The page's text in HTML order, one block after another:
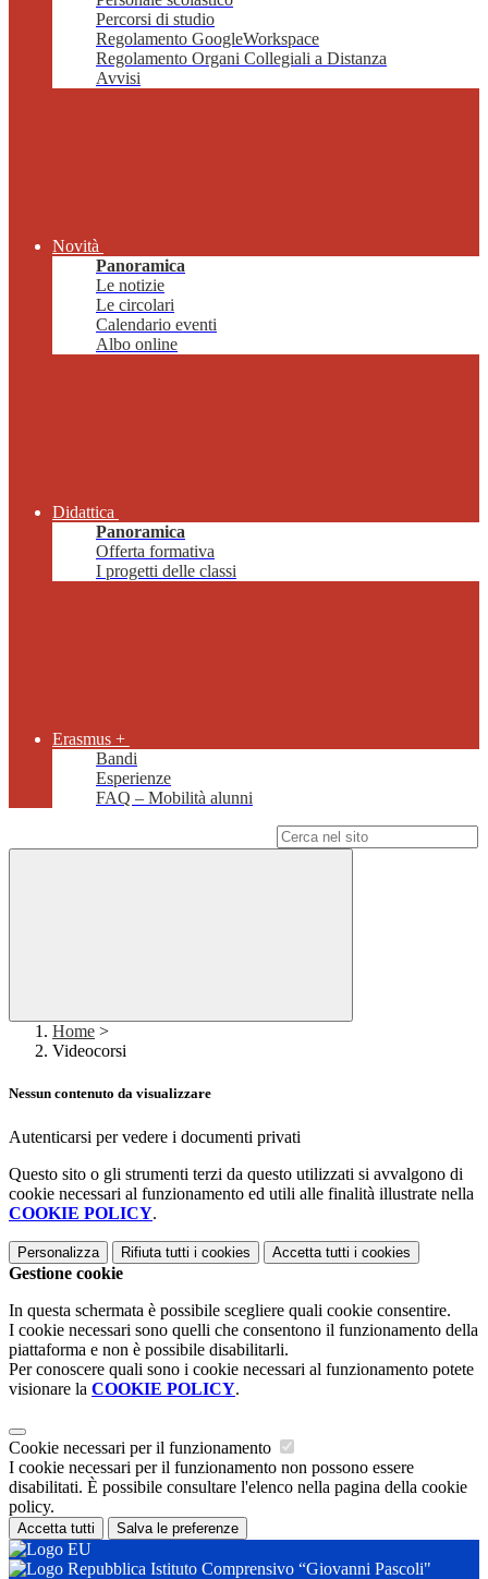
Percorsi di studio
Regolamento GoogleWorkspace
Regolamento Organi Collegiali a Distanza
Avvisi
Novità
Panoramica
Le notizie
Le circolari
Calendario eventi
Albo online
Didattica
Panoramica
Offerta formativa
I progetti delle classi
Erasmus +
Bandi
Esperienze
FAQ – Mobilità alunni
Home >
Videocorsi
Nessun contenuto da visualizzare
Autenticarsi per vedere i documenti privati
Questo sito o gli strumenti terzi da questo utilizzati si avvalgono di
cookie necessari al funzionamento ed utili alle finalità illustrate nella
COOKIE POLICY.
Personalizza Rifiuta tutti i cookies Accetta tutti i cookies
Gestione cookie
In questa schermata è possibile scegliere quali cookie consentire.
I cookie necessari sono quelli che consentono il funzionamento della
piattaforma e non è possibile disabilitarli.
Per conoscere quali sono i cookie necessari al funzionamento potete
visionare la COOKIE POLICY.
Cookie necessari per il funzionamento
I cookie necessari per il funzionamento non possono essere
disabilitati. È possibile consultare l'elenco nella pagina della cookie
policy.
Accetta tutti Salva le preferenze
Istituto Comprensivo “Giovanni Pascoli"